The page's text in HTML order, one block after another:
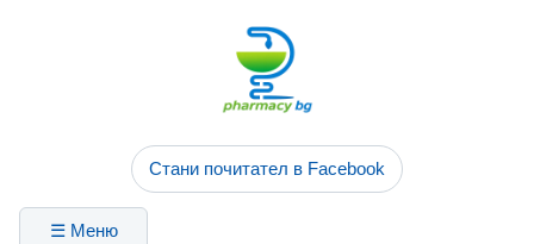
Стани почитател в Facebook
☰ Меню